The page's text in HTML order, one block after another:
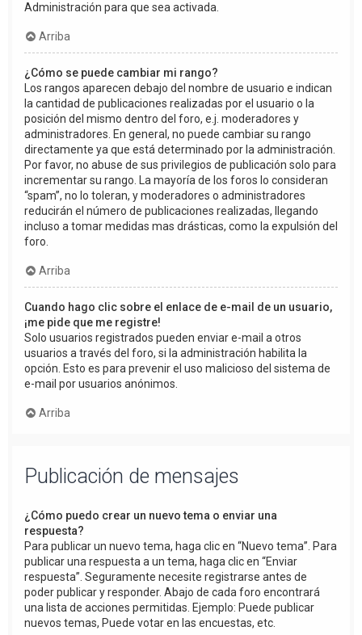
Administración para que sea activada.
Arriba
¿Cómo se puede cambiar mi rango?
Los rangos aparecen debajo del nombre de usuario e indican
la cantidad de publicaciones realizadas por el usuario o la
posición del mismo dentro del foro, e.j. moderadores y
administradores. En general, no puede cambiar su rango
directamente ya que está determinado por la administración.
Por favor, no abuse de sus privilegios de publicación solo para
incrementar su rango. La mayoría de los foros lo consideran
“spam”, no lo toleran, y moderadores o administradores
reducirán el número de publicaciones realizadas, llegando
incluso a tomar medidas mas drásticas, como la expulsión del
foro.
Arriba
Cuando hago clic sobre el enlace de e-mail de un usuario,
¡me pide que me registre!
Solo usuarios registrados pueden enviar e-mail a otros
usuarios a través del foro, si la administración habilita la
opción. Esto es para prevenir el uso malicioso del sistema de
e-mail por usuarios anónimos.
Arriba
Publicación de mensajes
¿Cómo puedo crear un nuevo tema o enviar una
respuesta?
Para publicar un nuevo tema, haga clic en “Nuevo tema”. Para
publicar una respuesta a un tema, haga clic en “Enviar
respuesta”. Seguramente necesite registrarse antes de
poder publicar y responder. Abajo de cada foro encontrará
una lista de acciones permitidas. Ejemplo: Puede publicar
nuevos temas, Puede votar en las encuestas, etc.